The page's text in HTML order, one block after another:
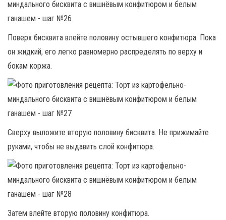
Поверх бисквита влейте половину остывшего конфитюра. Пока
он жидкий, его легко равномерно распределять по верху и
бокам коржа.
Сверху выложите вторую половину бисквита. Не прижимайте
руками, чтобы не выдавить слой конфитюра.
Затем влейте вторую половину конфитюра.